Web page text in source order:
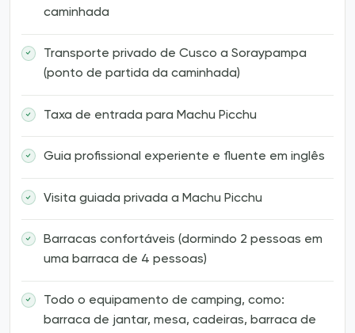
caminhada
Transporte privado de Cusco a Soraypampa
(ponto de partida da caminhada)
Taxa de entrada para Machu Picchu
Guia profissional experiente e fluente em inglês
Visita guiada privada a Machu Picchu
Barracas confortáveis (dormindo 2 pessoas em
uma barraca de 4 pessoas)
Todo o equipamento de camping, como:
barraca de jantar, mesa, cadeiras, barraca de